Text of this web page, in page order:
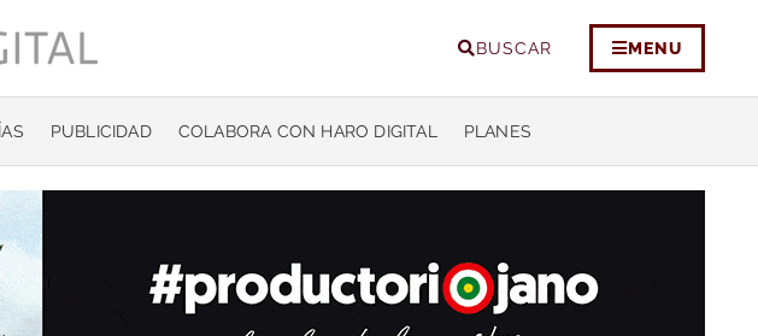
BUSCAR MENU
PUBLICIDAD COLABORA CON HARO DIGITAL PLANES